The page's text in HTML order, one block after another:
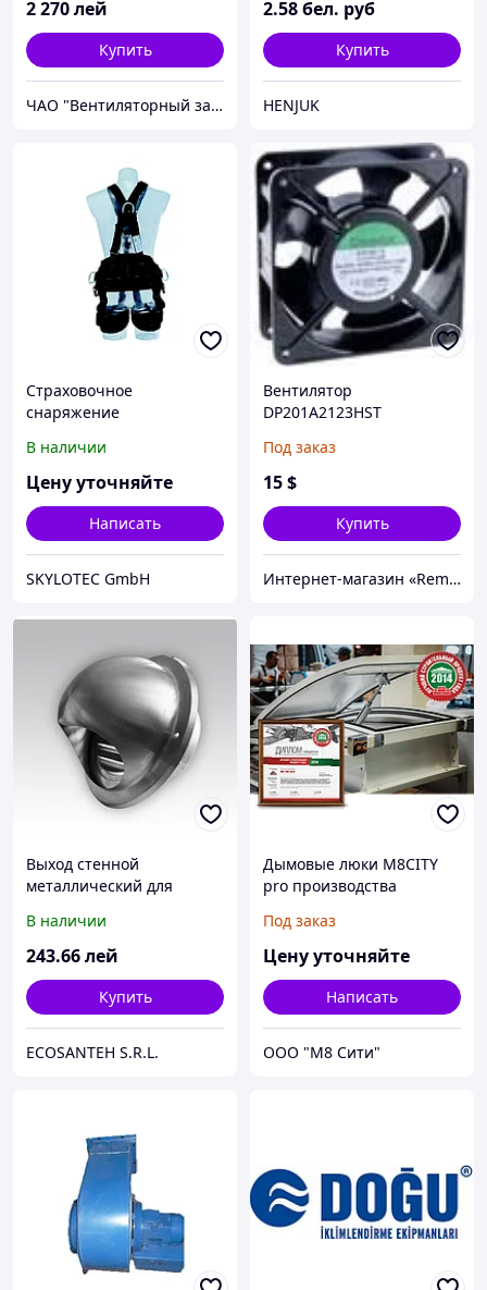
2 270лей
Купить
ЧАО "Вентиляторный завод "Горизонт"
2.58бел. руб
Купить
HENJUK
Страховочное
снаряжение
В наличии
Цену уточняйте
Написать
SKYLOTEC GmbH
Вентилятор
DP201A2123HST
Под заказ
15$
Купить
Интернет-магазин «Rem-elektronik»
Выход стенной
металлический для
Эра (Россия)
В наличии
243.66лей
Купить
ECOSANTEH S.R.L.
Дымовые люки M8CITY
pro производства
Под заказ
Цену уточняйте
Написать
ООО "M8 Сити"